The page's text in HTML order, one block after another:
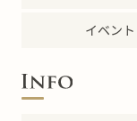
イベント